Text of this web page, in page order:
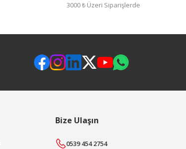
3000 ₺ Üzeri Siparişlerde
Bize Ulaşın
0539 454 2754